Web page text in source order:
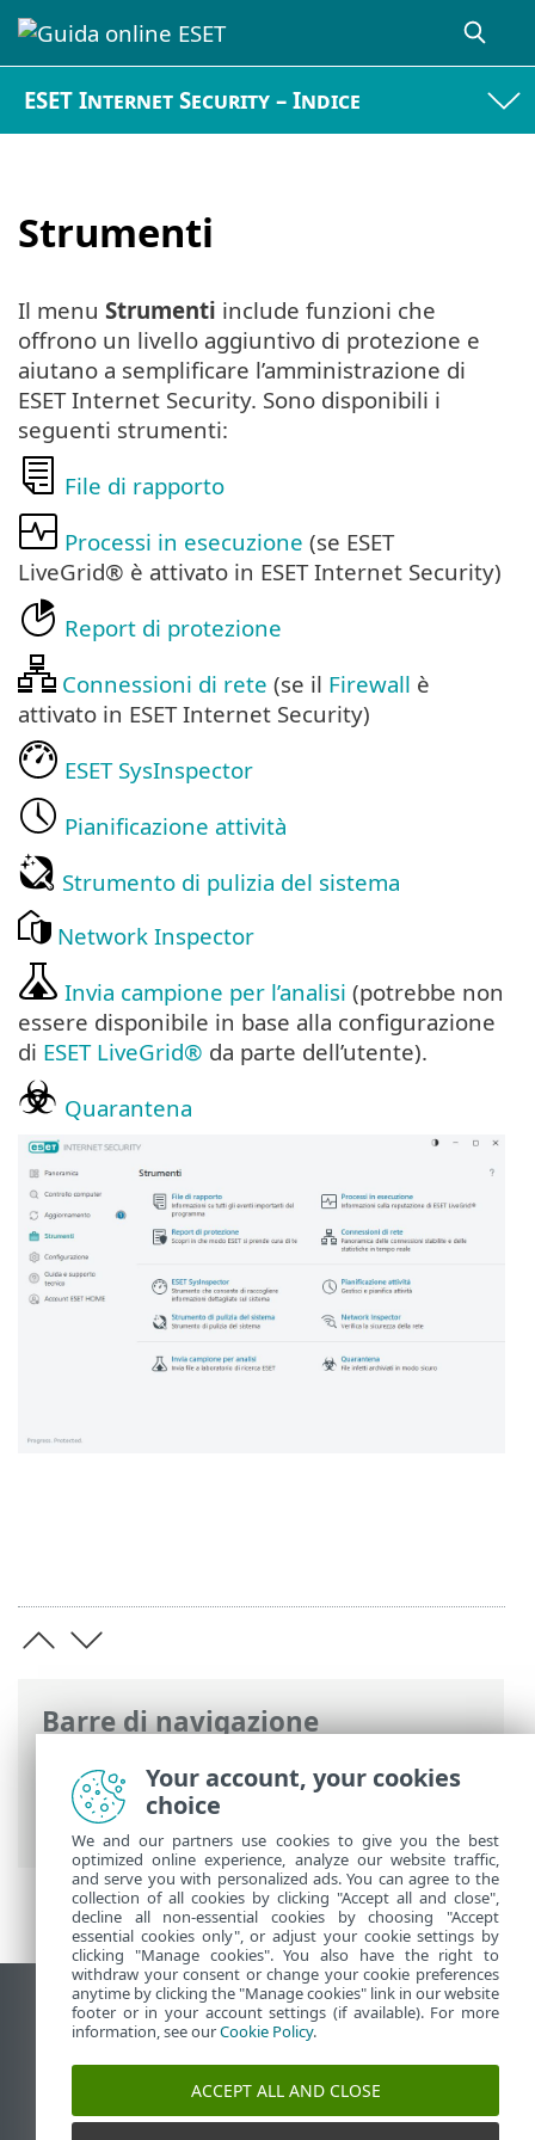
ESET Internet Security – Indice
Strumenti
Barre di navigazione
Guida online ESET>ESET Internet
Security >Utilizzo di ESET Internet
Security> Strumenti
Il menu Strumenti include funzioni che
offrono un livello aggiuntivo di protezione e
aiutano a semplificare l’amministrazione di
ESET Internet Security. Sono disponibili i
seguenti strumenti:
File di rapporto
Processi in esecuzione (se ESET
LiveGrid® è attivato in ESET Internet Security)
Report di protezione
Connessioni di rete (se il Firewall è
attivato in ESET Internet Security)
ESET SysInspector
Pianificazione attività
Strumento di pulizia del sistema
Network Inspector
Invia campione per l’analisi (potrebbe non
essere disponibile in base alla configurazione
di ESET LiveGrid® da parte dell’utente).
Quarantena
Visualizza sito desktop
End of Life
ESET Knowledge Base
ESET Status Portal
Your account, your cookies
choice
We and our partners use cookies to give you the best
optimized online experience, analyze our website traffic,
and serve you with personalized ads. You can agree to the
collection of all cookies by clicking "Accept all and close",
decline all non-essential cookies by choosing "Accept
essential cookies only", or adjust your cookie settings by
clicking "Manage cookies". You also have the right to
withdraw your consent or change your cookie preferences
anytime by clicking the "Manage cookies" link in our website
footer or in your account settings (if available). For more
information, see ourCookie Policy.
ACCEPT ALL AND CLOSE